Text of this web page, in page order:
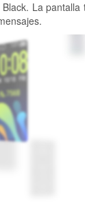
La pantalla